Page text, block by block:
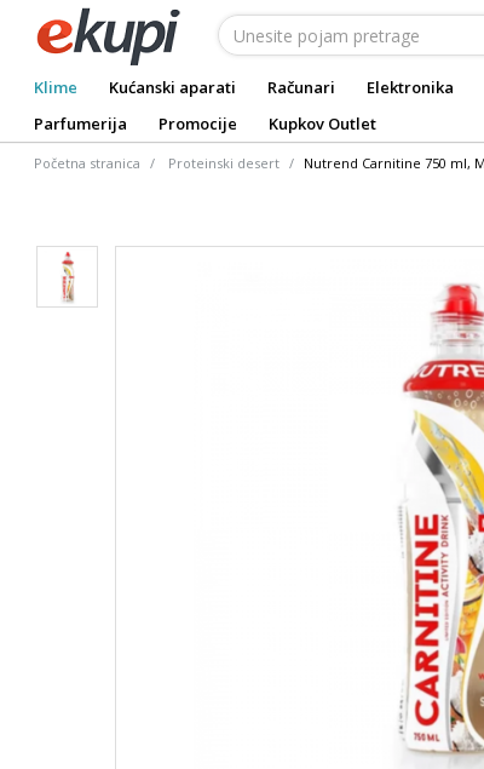
Klime Kućanski aparati Računari Elektronika
Parfumerija
Promocije Kupkov Outlet
Početna stranica Proteinski desert Nutrend Carnitine 750 ml,